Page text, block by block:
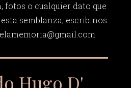
o cualquier dato que
semblanza, escribinos
Hugo D'